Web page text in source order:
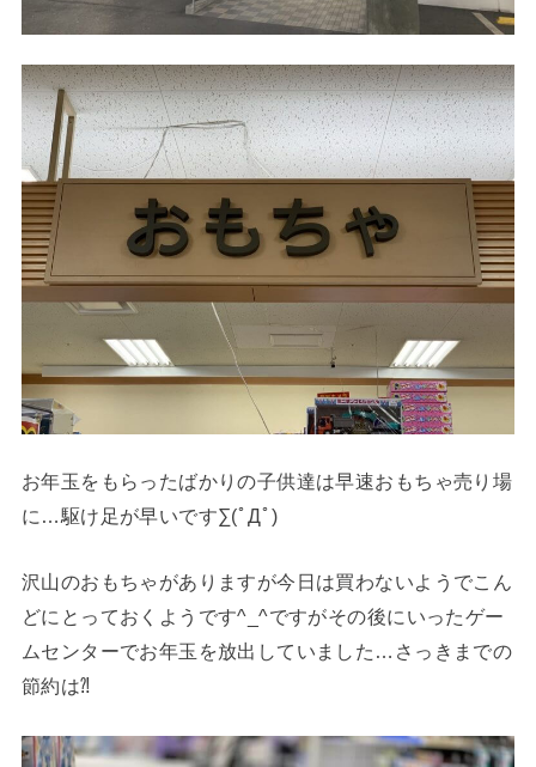
お年玉をもらったばかりの子供達は早速おもちゃ売り場
に…駆け足が早いです∑(ﾟДﾟ)
沢山のおもちゃがありますが今日は買わないようでこん
どにとっておくようです^_^ですがその後にいったゲー
ムセンターでお年玉を放出していました…さっきまでの
節約は⁈